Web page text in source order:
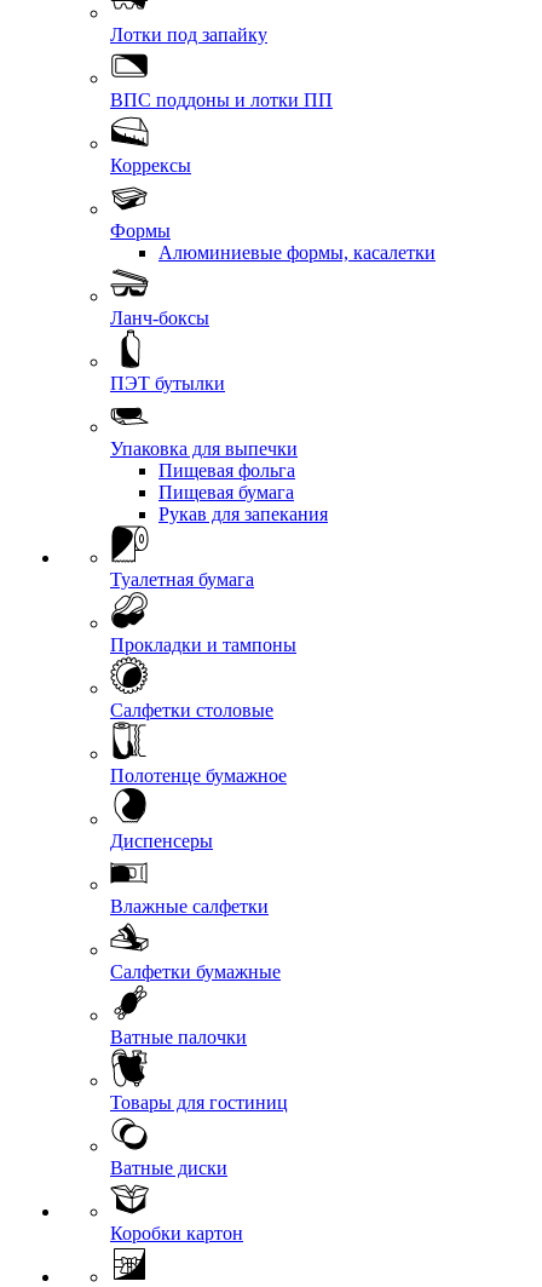
Лотки под запайку
ВПС поддоны и лотки ПП
Коррексы
Формы
Алюминиевые формы, касалетки
Ланч-боксы
ПЭТ бутылки
Упаковка для выпечки
Пищевая фольга
Пищевая бумага
Рукав для запекания
Туалетная бумага
Прокладки и тампоны
Салфетки столовые
Полотенце бумажное
Диспенсеры
Влажные салфетки
Салфетки бумажные
Ватные палочки
Товары для гостиниц
Ватные диски
Коробки картон